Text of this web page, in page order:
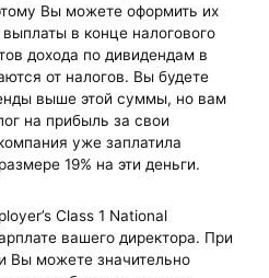
Вы можете оформить их
в конце налогового
дохода по дивидендам в
от налогов. Вы будете
выше этой суммы, но вам
на прибыль за свои
уже заплатила
19% на эти деньги.
Class 1 National
вашего директора. При
Вы можете значительно